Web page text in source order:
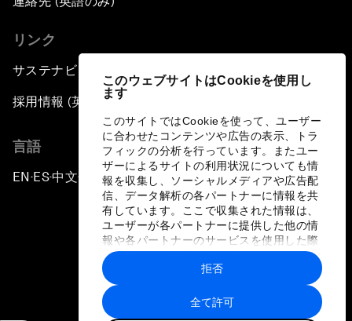
このウェブサイトはCookieを使用し
ます
このサイトではCookieを使って、ユーザー
に合わせたコンテンツや広告の表示、トラ
フィックの分析を行っています。またユー
ザーによるサイトの利用状況についても情
報を収集し、ソーシャルメディアや広告配
信、データ解析の各パートナーに情報を共
有しています。ここで収集された情報は、
ユーザーが各パートナーに提供した他の情
報や各パートナーのサービスを使用した際
に収集された情報と組み合わされ、各パー
トナーによって使用されることがありま
す。
全て許可
拒否
リンク
サステナビリティへの取り組み
採用情報 (英語のみ)
言語
EN ▪ES▪中文▪ 日本語
プライバシーポリシーと利用規約
サイトマップ